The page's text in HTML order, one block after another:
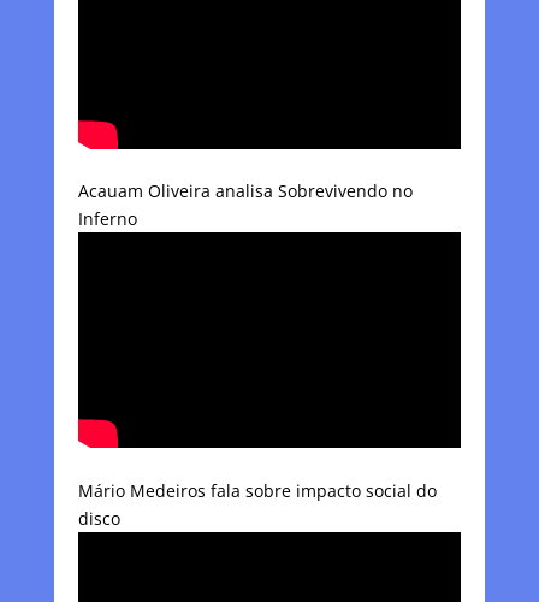
Acauam Oliveira analisa Sobrevivendo no
Inferno
Mário Medeiros fala sobre impacto social do
disco